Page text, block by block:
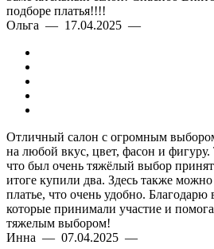
подборе платья!!!!
Ольга — 17.04.2025 —
Отличный салон с огромным
на любой вкус, цвет, фасон и фигуру.
что был очень тяжёлый выбор
итоге купили два. Здесь также
платье, что очень удобно. Благодарю
которые принимали участие и
тяжелым выбором!
Инна — 07.04.2025 —